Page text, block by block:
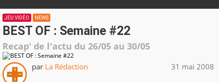
JEU VIDÉO NEWS
BEST OF : Semaine #22
Recap' de l'actu du 26/05 au 30/05
par La Rédaction 31 mai 2008